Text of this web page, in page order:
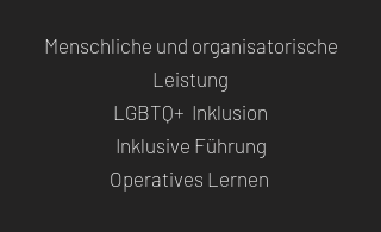
Menschliche und organisatorische
Leistung
LGBTQ+ Inklusion
Inklusive Führung
Operatives Lernen